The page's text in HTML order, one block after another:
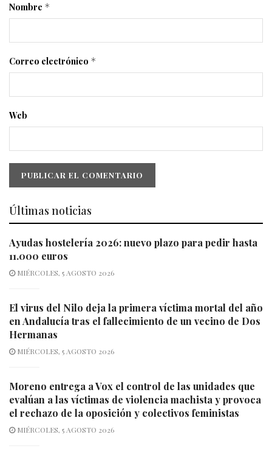
Nombre *
Correo electrónico *
Web
Últimas noticias
Ayudas hostelería 2026: nuevo plazo para pedir hasta
11.000 euros
MIÉRCOLES, 5 AGOSTO 2026
El virus del Nilo deja la primera víctima mortal del año
en Andalucía tras el fallecimiento de un vecino de Dos
Hermanas
MIÉRCOLES, 5 AGOSTO 2026
Moreno entrega a Vox el control de las unidades que
evalúan a las víctimas de violencia machista y provoca
el rechazo de la oposición y colectivos feministas
MIÉRCOLES, 5 AGOSTO 2026